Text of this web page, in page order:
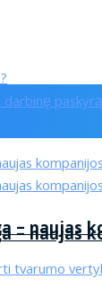
paskyrą
– naujas
– naujas